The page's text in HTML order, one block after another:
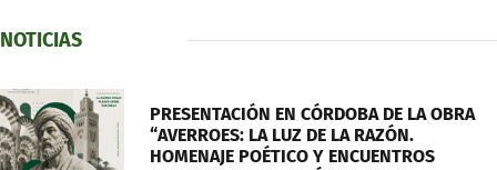
NOTICIAS
PRESENTACIÓN EN CÓRDOBA DE LA OBRA
“AVERROES: LA LUZ DE LA RAZÓN.
HOMENAJE POÉTICO Y ENCUENTROS